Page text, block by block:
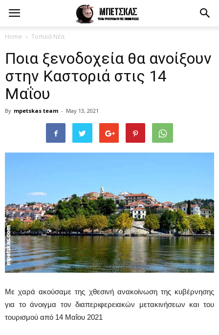
Home Τοπικά Νέα
Ποια ξενοδοχεία θα ανοίξουν
στην Καστοριά στις 14
Μαΐου
By mpetskas team - May 13, 2021
Με χαρά ακούσαμε της χθεσινή ανακοίνωση της κυβέρνησης
για το άνοιγμα τον διαπεριφερειακών μετακινήσεων και του
τουρισμού από 14 Μαΐου 2021